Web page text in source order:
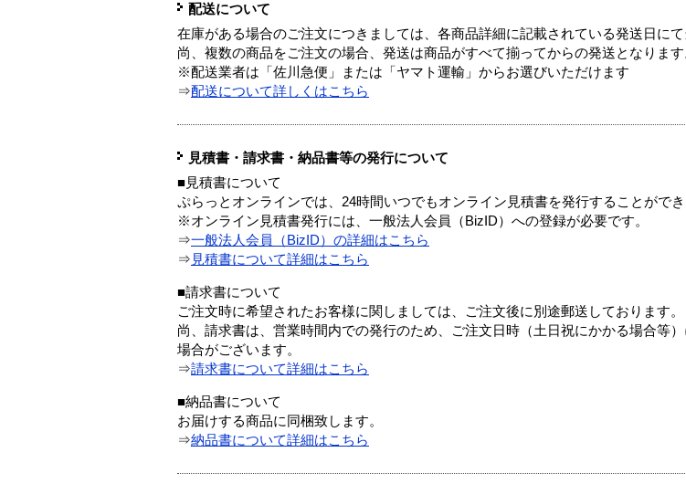
配送について
在庫がある場合のご注文につきましては、各商品詳細に記載されている発送日にて
尚、複数の商品をご注文の場合、発送は商品がすべて揃ってからの発送となります
※配送業者は「佐川急便」または「ヤマト運輸」からお選びいただけます
⇒配送について詳しくはこちら
見積書・請求書・納品書等の発行について
■見積書について
ぷらっとオンラインでは、24時間いつでもオンライン見積書を発行することができ
※オンライン見積書発行には、一般法人会員（BizID）への登録が必要です。
⇒一般法人会員（BizID）の詳細はこちら
⇒ 見積書について詳細はこちら
■請求書について
ご注文時に希望されたお客様に関しましては、ご注文後に別途郵送しております。
尚、請求書は、営業時間内での発行のため、ご注文日時（土日祝にかかる場合等
場合がございます。
⇒請求書について詳細はこちら
■納品書について
お届けする商品に同梱致します。
⇒納品書について詳細はこちら